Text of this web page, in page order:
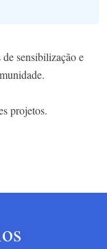
sensibilização e
projetos.